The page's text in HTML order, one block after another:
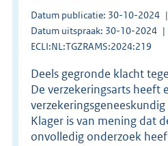
Datum publicatie: 30-10-2024
Datum uitspraak: 30-10-2024
ECLI:NL:TGZRAMS:2024:219
Deels gegronde klacht
De verzekeringsarts heeft
Klager is van mening dat
onvolledig onderzoek